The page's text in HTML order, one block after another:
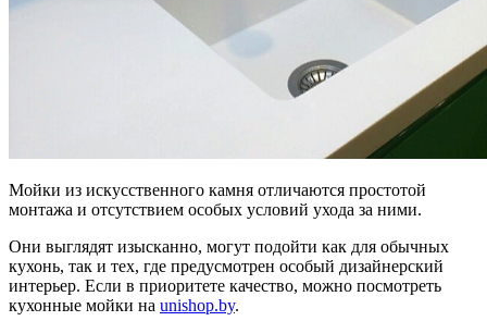
Мойки из искусственного камня отличаются простотой
монтажа и отсутствием особых условий ухода за ними.
Они выглядят изысканно, могут подойти как для обычных
кухонь, так и тех, где предусмотрен особый дизайнерский
интерьер. Если в приоритете качество, можно посмотреть
кухонные мойки на unishop.by.